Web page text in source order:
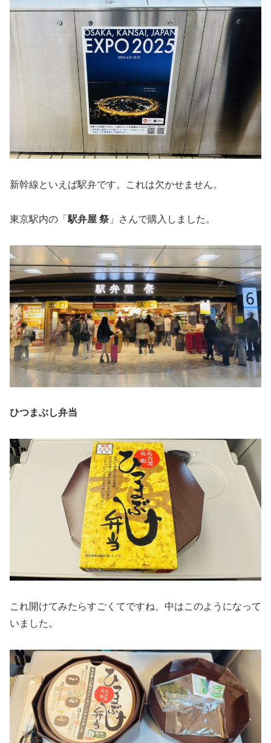
新幹線といえば駅弁です。これは欠かせません。
東京駅内の「 駅弁屋 祭 」さんで購入しました。
ひつまぶし弁当
これ開けてみたらすごくてですね、中はこのようになって
いました。